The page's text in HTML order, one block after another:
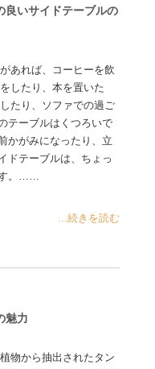
良いサイドテーブルの
あれば、コーヒーを飲
したり、本を置いた
たり、ソファでの過ご
テーブルはくつろいで
かがみになったり、立
ドテーブルは、ちょっ
す。……
...続きを読む
魅力
物から抽出されたタン